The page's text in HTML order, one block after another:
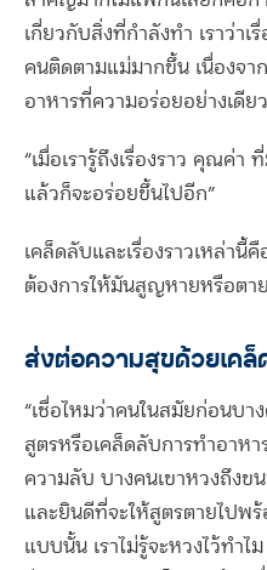
เกี่ยวกับสิ่งที่กำลังทำ เราว่าเ
คนติดตามแม่มากขึ้น เนื่องจา
อาหารที่ความอร่อยอย่างเดีย
“เมื่อเรารู้ถึงเรื่องราว คุณค่า
แล้วก็จะอร่อยขึ้นไปอีก”
เคล็ดลับและเรื่องราวเหล่านี้
ต้องการให้มันสูญหายหรือตา
ส่งต่อความสุขด้วยเค
“เชื่อไหมว่าคนในสมัยก่อนบา
สูตรหรือเคล็ดลับการทำอาห
ความลับ บางคนเขาหวงถึงข
และยินดีที่จะให้สูตรตายไปพร้
แบบนั้น เราไม่รู้จะหวงไว้ทำไ